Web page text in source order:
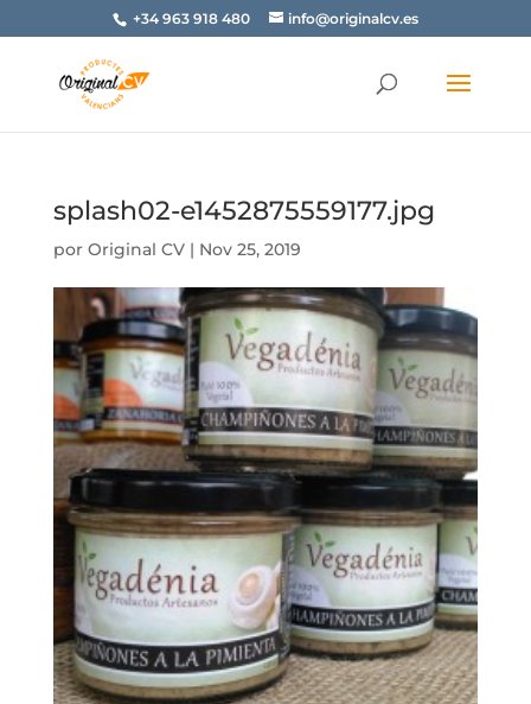
+34 963 918 480 info@originalcv.es
splash02-e1452875559177.jpg
por Original CV| Nov 25, 2019